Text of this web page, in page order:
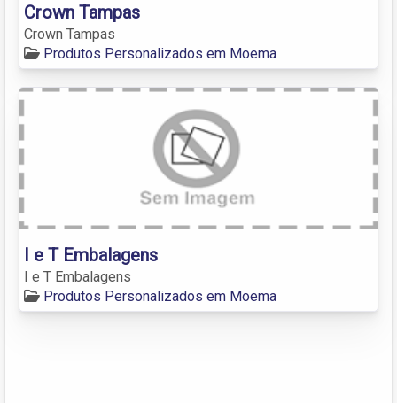
Crown Tampas
Crown Tampas
Produtos Personalizados em Moema
I e T Embalagens
I e T Embalagens
Produtos Personalizados em Moema